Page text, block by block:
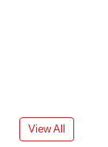
View All